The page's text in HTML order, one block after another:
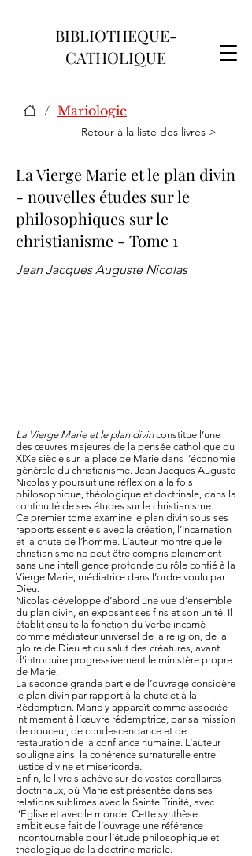
BIBLIOTHEQUE-
CATHOLIQUE
/ Mariologie
Retour à la liste des livres >
La Vierge Marie et le plan divin
- nouvelles études sur le
philosophiques sur le
christianisme - Tome 1
Jean Jacques Auguste Nicolas
La Vierge Marie et le plan divinconstitue l’une
des œuvres majeures de la pensée catholique du
XIXe siècle sur la place de Marie dans l’économie
générale du christianisme. Jean Jacques Auguste
Nicolas y poursuit une réflexion à la fois
philosophique, théologique et doctrinale, dans la
continuité de ses études sur le christianisme.
Ce premier tome examine le plan divin sous ses
rapports essentiels avec la création, l’Incarnation
et la chute de l’homme. L’auteur montre que le
christianisme ne peut être compris pleinement
sans une intelligence profonde du rôle confié à la
Vierge Marie, médiatrice dans l’ordre voulu par
Dieu.
Nicolas développe d’abord une vue d’ensemble
du plan divin, en exposant ses fins et son unité. Il
établit ensuite la fonction du Verbe incarné
comme médiateur universel de la religion, de la
gloire de Dieu et du salut des créatures, avant
d’introduire progressivement le ministère propre
de Marie.
La seconde grande partie de l’ouvrage considère
le plan divin par rapport à la chute et à la
Rédemption. Marie y apparaît comme associée
intimement à l’œuvre rédemptrice, par sa mission
de douceur, de condescendance et de
restauration de la confiance humaine. L’auteur
souligne ainsi la cohérence surnaturelle entre
justice divine et miséricorde.
Enfin, le livre s’achève sur de vastes corollaires
doctrinaux, où Marie est présentée dans ses
relations sublimes avec la Sainte Trinité, avec
l’Église et avec le monde. Cette synthèse
ambitieuse fait de l’ouvrage une référence
incontournable pour l’étude philosophique et
théologique de la doctrine mariale.